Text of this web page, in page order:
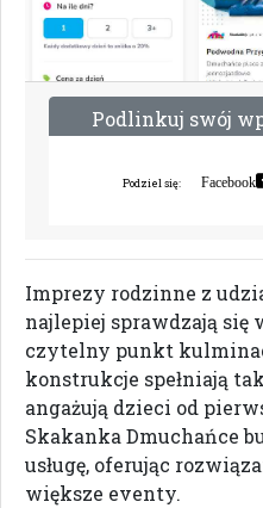
Podlinkuj swój w
Podziel się: Facebook
Imprezy rodzinne z
najlepiej sprawdzają się
czytelny punkt
konstrukcje spełniają
angażują dzieci od
Skakanka Dmuchańce
usługę, oferując
większe eventy.